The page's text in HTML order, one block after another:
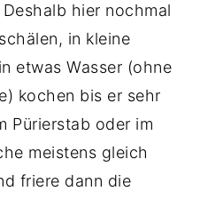
hier nochmal
in kleine
etwas Wasser (ohne
kochen bis er sehr
Pürierstab oder im
meistens gleich
friere dann die